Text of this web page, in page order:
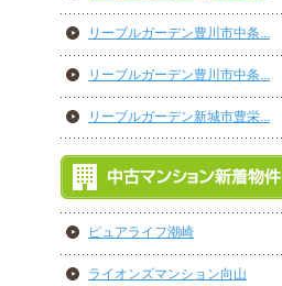
リーブルガーデン豊川市中条...
リーブルガーデン豊川市中条...
リーブルガーデン新城市豊栄...
ピュアライフ潮崎
ライオンズマンション向山